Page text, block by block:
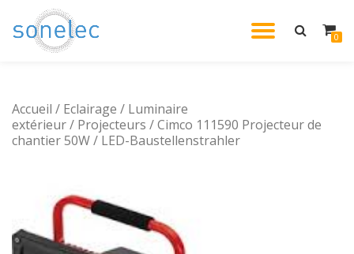
Aller
0
Accueil / Eclairage / Luminaire
extérieur/ Projecteurs / Cimco 111590 Projecteur de
chantier 50W / LED-Baustellenstrahler